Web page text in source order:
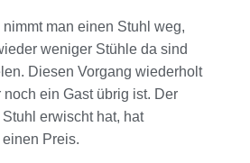
nimmt man einen Stuhl weg,
weniger Stühle da sind
Diesen Vorgang wiederholt
ein Gast übrig ist. Der
erwischt hat, hat
Preis.